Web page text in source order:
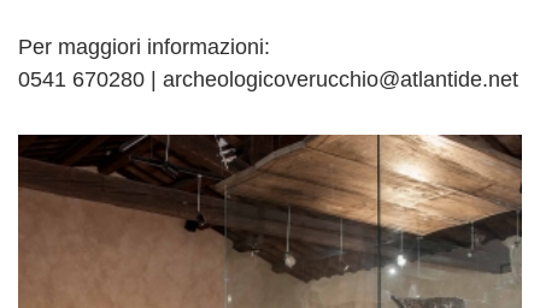
Per maggiori informazioni:
0541 670280 | archeologicoverucchio@atlantide.net